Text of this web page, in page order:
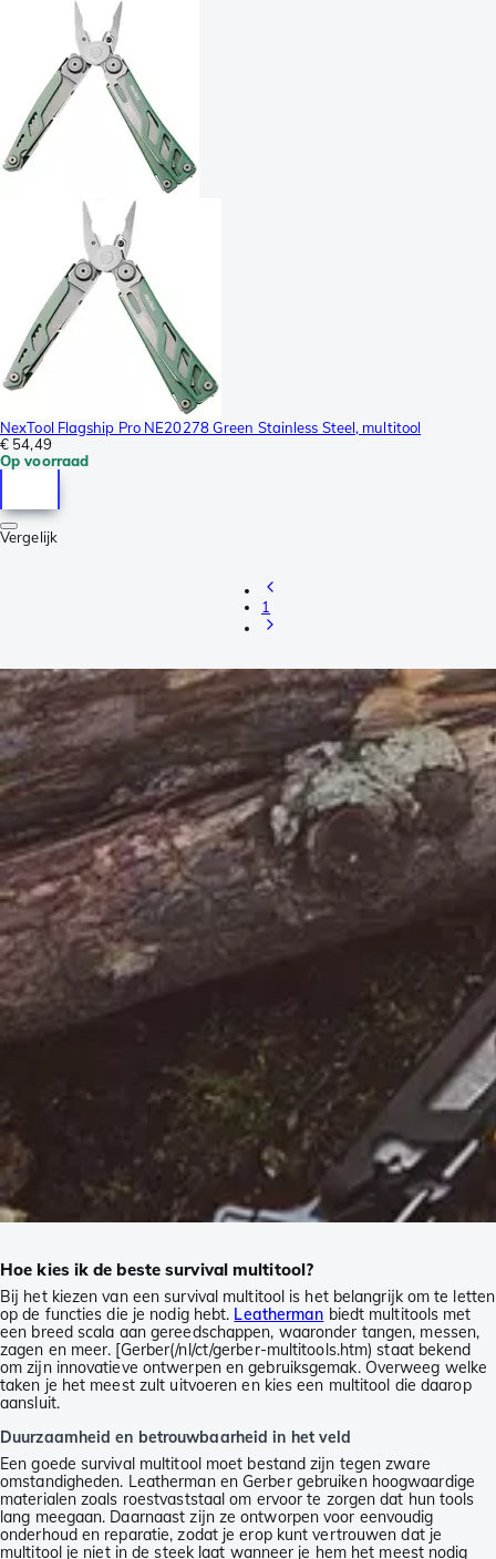
NexTool Flagship Pro NE20278 Green Stainless Steel, multitool
€ 54,49
Op voorraad
Vergelijk
1
Hoe kies ik de beste survival multitool?
Bij het kiezen van een survival multitool is het belangrijk om te letten
op de functies die je nodig hebt. Leatherman biedt multitools met
een breed scala aan gereedschappen, waaronder tangen, messen,
zagen en meer. [Gerber(/nl/ct/gerber-multitools.htm) staat bekend
om zijn innovatieve ontwerpen en gebruiksgemak. Overweeg welke
taken je het meest zult uitvoeren en kies een multitool die daarop
aansluit.
Duurzaamheid en betrouwbaarheid in het veld
Een goede survival multitool moet bestand zijn tegen zware
omstandigheden. Leatherman en Gerber gebruiken hoogwaardige
materialen zoals roestvaststaal om ervoor te zorgen dat hun tools
lang meegaan. Daarnaast zijn ze ontworpen voor eenvoudig
onderhoud en reparatie, zodat je erop kunt vertrouwen dat je
multitool je niet in de steek laat wanneer je hem het meest nodig